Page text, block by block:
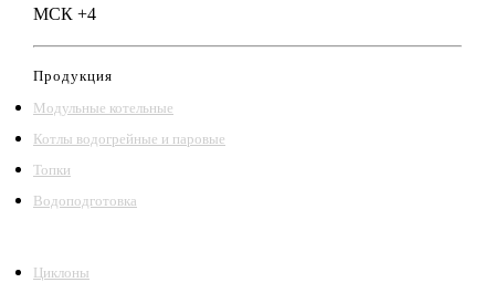
МСК +4
Продукция
Модульные котельные
Котлы водогрейные и паровые
Топки
Водоподготовка
Циклоны